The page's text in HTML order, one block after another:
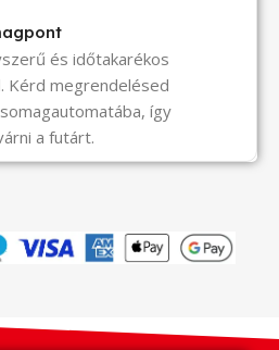
és időtakarékos
Kérd megrendelésed
így
a futárt.